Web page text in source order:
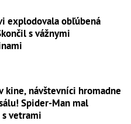
explodovala obľúbená
s vážnymi
kine, návštevníci hromadne
Spider-Man mal
vetrami